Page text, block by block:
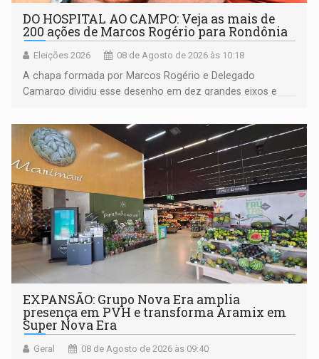
DO HOSPITAL AO CAMPO: Veja as mais de
200 ações de Marcos Rogério para Rondônia
Eleições 2026 08 de Agosto de 2026 às 10:18
A chapa formada por Marcos Rogério e Delegado
Camargo dividiu esse desenho em dez grandes eixos e
EXPANSÃO: Grupo Nova Era amplia
presença em PVH e transforma Aramix em
Super Nova Era
Geral 08 de Agosto de 2026 às 09:40